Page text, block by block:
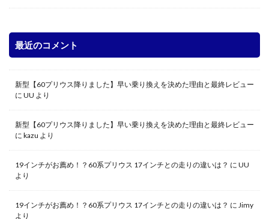
最近のコメント
新型【60プリウス降りました】早い乗り換えを決めた理由と最終レビュー
に UU より
新型【60プリウス降りました】早い乗り換えを決めた理由と最終レビュー
に kazu より
19インチがお薦め！？60系プリウス 17インチとの走りの違いは？ に UU
より
19インチがお薦め！？60系プリウス 17インチとの走りの違いは？ に Jimy
より